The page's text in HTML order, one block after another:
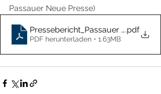
Passauer Neue Presse)
Pressebericht_Passauer Neue
.pdf
PDF herunterladen • 1.63MB